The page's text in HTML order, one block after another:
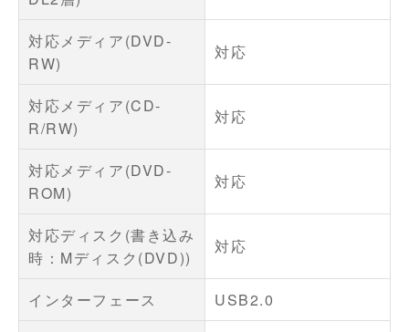
対応メディア(DVD-
RW)
対応
対応メディア(CD-
R/RW)
対応
対応メディア(DVD-
ROM)
対応
対応ディスク(書き込み
時：Mディスク(DVD))
対応
インターフェース
USB2.0